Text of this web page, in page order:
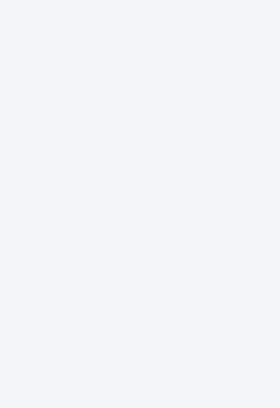
روزمره، تماشای فیلم، ویرایش
مهندسی و برنامه نویسی
استفاده از مواد باکیفیت و